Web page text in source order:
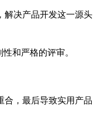
解决产品开发这一源头
和严格的评审。
合，最后导致实用产品